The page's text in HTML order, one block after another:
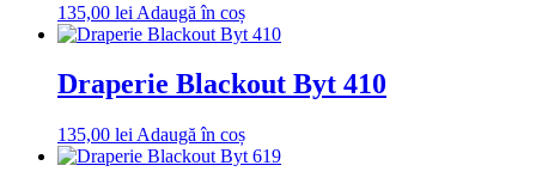
135,00 lei Adaugă în coș
Draperie Blackout Byt 410
135,00 lei Adaugă în coș